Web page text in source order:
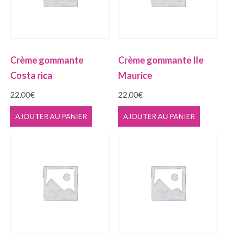
Crème gommante
Costa rica
22,00€
AJOUTER AU PANIER
Crème gommante Ile
Maurice
22,00€
AJOUTER AU PANIER